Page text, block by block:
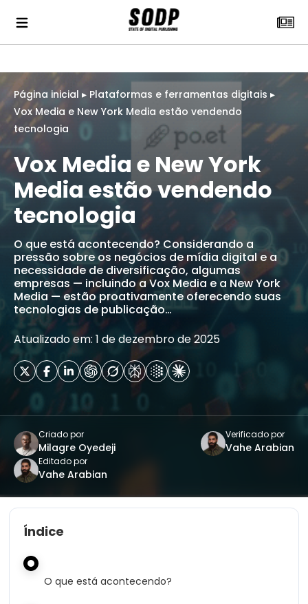
Página inicial ▸ Plataformas e ferramentas digitais ▸
Vox Media e New York Media estão vendendo
tecnologia
Vox Media e New York
Media estão vendendo
tecnologia
O que está acontecendo? Considerando a
pressão sobre os negócios de mídia digital e a
necessidade de diversificação, algumas
empresas — incluindo a Vox Media e a New York
Media — estão proativamente oferecendo suas
tecnologias de publicação…
Atualizado em: 1 de dezembro de 2025
Criado por
Milagre Oyedeji
Verificado por
Vahe Arabian
Editado por
Vahe Arabian
Índice
O que está acontecendo?